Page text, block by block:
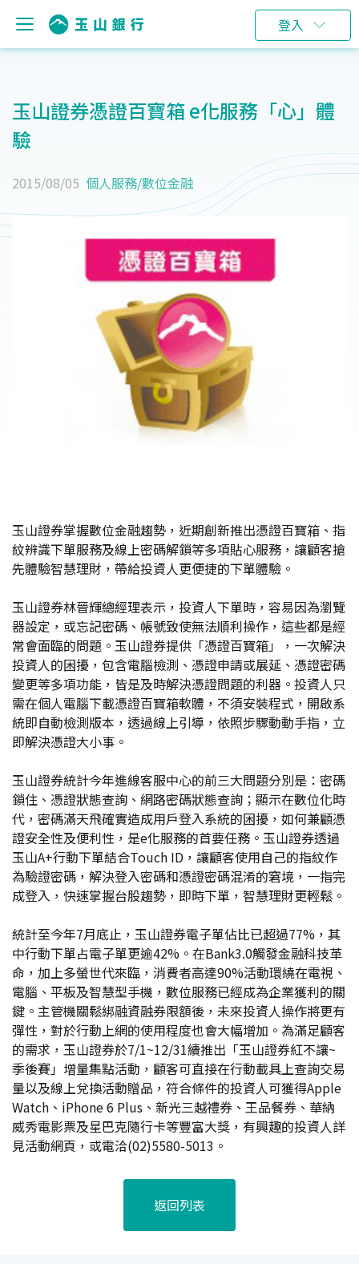
登入
玉山證券憑證百寶箱 e化服務「心」體
驗
2015/08/05 個人服務/數位金融
玉山證券掌握數位金融趨勢，近期創新推出憑證百寶箱、指
紋辨識下單服務及線上密碼解鎖等多項貼心服務，讓顧客搶
先體驗智慧理財，帶給投資人更便捷的下單體驗。
玉山證券林晉輝總經理表示，投資人下單時，容易因為瀏覽
器設定，或忘記密碼、帳號致使無法順利操作，這些都是經
常會面臨的問題。玉山證券提供「憑證百寶箱」，一次解決
投資人的困擾，包含電腦檢測、憑證申請或展延、憑證密碼
變更等多項功能，皆是及時解決憑證問題的利器。投資人只
需在個人電腦下載憑證百寶箱軟體，不須安裝程式，開啟系
統即自動檢測版本，透過線上引導，依照步驟動動手指，立
即解決憑證大小事。
玉山證券統計今年進線客服中心的前三大問題分別是：密碼
鎖住、憑證狀態查詢、網路密碼狀態查詢；顯示在數位化時
代，密碼滿天飛確實造成用戶登入系統的困擾，如何兼顧憑
證安全性及便利性，是e化服務的首要任務。玉山證券透過
玉山A+行動下單結合Touch ID，讓顧客使用自己的指紋作
為驗證密碼，解決登入密碼和憑證密碼混淆的窘境，一指完
成登入，快速掌握台股趨勢，即時下單，智慧理財更輕鬆。
統計至今年7月底止，玉山證券電子單佔比已超過77%，其
中行動下單占電子單更逾42%。在Bank3.0觸發金融科技革
命，加上多螢世代來臨，消費者高達90%活動環繞在電視、
電腦、平板及智慧型手機，數位服務已經成為企業獲利的關
鍵。主管機關鬆綁融資融券限額後，未來投資人操作將更有
彈性，對於行動上網的使用程度也會大幅增加。為滿足顧客
的需求，玉山證券於7/1~12/31續推出「玉山證券紅不讓~
季後賽」增量集點活動，顧客可直接在行動載具上查詢交易
量以及線上兌換活動贈品，符合條件的投資人可獲得Apple
Watch、iPhone 6 Plus、新光三越禮券、王品餐券、華納
威秀電影票及星巴克隨行卡等豐富大獎，有興趣的投資人詳
見活動網頁，或電洽(02)5580-5013。
返回列表